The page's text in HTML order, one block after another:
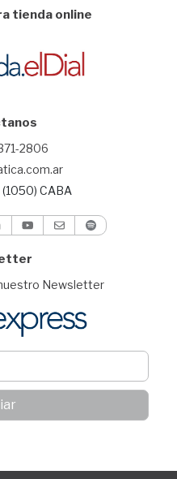
tienda online
2806
CABA
Newsletter